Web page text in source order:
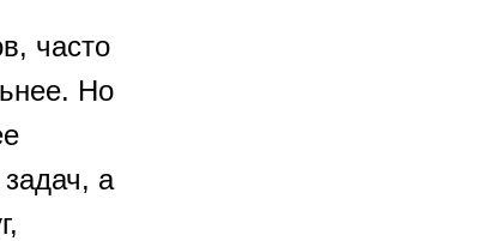
часто
Но
а